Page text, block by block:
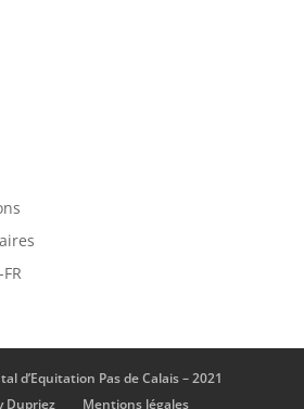
d’Equitation Pas de Calais – 2021
Dupriez
Mentions légales